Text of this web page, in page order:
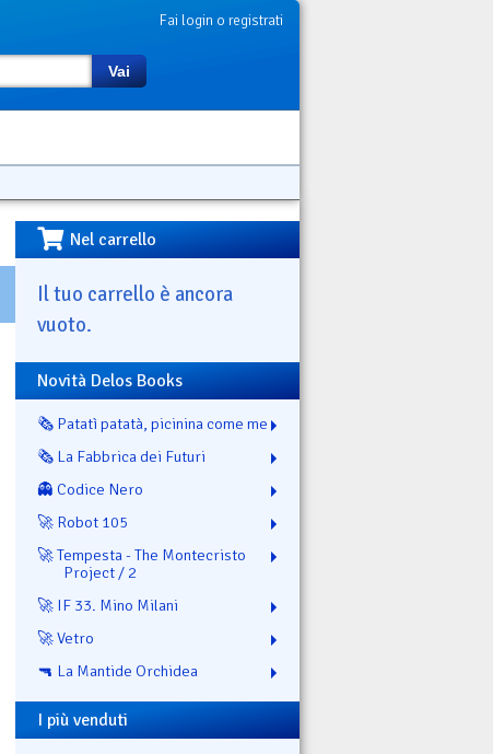
Fai login o registrati
Vai
Nel carrello
Il tuo carrello è ancora
vuoto.
Novità Delos Books
🗞️ Patatì patatà, picinina come me
🗞️ La Fabbrica dei Futuri
👻 Codice Nero
🚀 Robot 105
🚀 Tempesta - The Montecristo
Project / 2
🚀 IF 33. Mino Milani
🚀 Vetro
🔫 La Mantide Orchidea
I più venduti